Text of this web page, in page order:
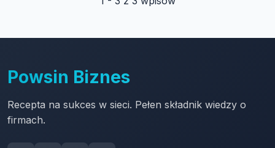
Powsin Biznes
Recepta na sukces w sieci. Pełen składnik wiedzy o
firmach.